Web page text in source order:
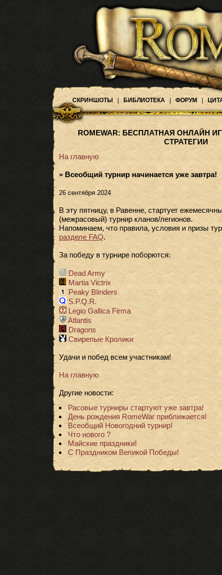
СКРИНШОТЫ БИБЛИОТЕКА ФОРУМ
ROMEWAR: БЕСПЛАТНАЯ ОНЛАЙН
СТРАТЕГИИ
На главную
» Всеобщий турнир начинается уже завтра!
26 сентября 2024
В эту пятницу, в Равенне, стартует
(межрасовый) турнир кланов/легионов.
Напоминаем, что правила, условия и призы
разделе FAQ.
За победу в турнире поборются:
Dead Army
Martia Victrix
Peaky Blinders
S.P.Q.R.
Legio Gallica Firma
Atlantis
Dragons
Свирепые Кролики
Удачи и побед всем участникам!
На главную
Другие новости:
Расовые турниры стартуют уже завтра!
День рождения RomeWar приближается!
Всеобщий Новогодний турнир!
Что нового ?
Майские праздники!
С Праздником Великой Победы!